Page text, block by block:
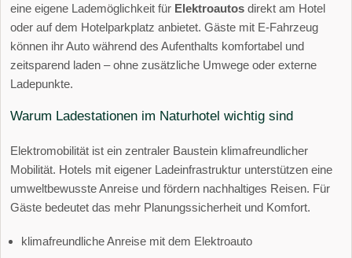
eine eigene Lademöglichkeit für Elektroautos direkt am Hotel
oder auf dem Hotelparkplatz anbietet. Gäste mit E-Fahrzeug
können ihr Auto während des Aufenthalts komfortabel und
zeitsparend laden – ohne zusätzliche Umwege oder externe
Ladepunkte.
Warum Ladestationen im Naturhotel wichtig sind
Elektromobilität ist ein zentraler Baustein klimafreundlicher
Mobilität. Hotels mit eigener Ladeinfrastruktur unterstützen eine
umweltbewusste Anreise und fördern nachhaltiges Reisen. Für
Gäste bedeutet das mehr Planungssicherheit und Komfort.
klimafreundliche Anreise mit dem Elektroauto